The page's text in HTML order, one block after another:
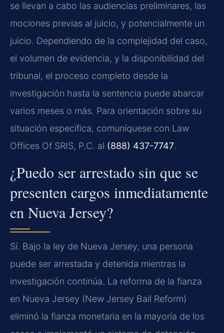
se llevan a cabo las audiencias preliminares, las
mociones previas al juicio, y potencialmente un
juicio. Dependiendo de la complejidad del caso,
el volumen de evidencia, y la disponibilidad del
tribunal, el proceso completo desde la
investigación hasta la sentencia puede abarcar
varios meses o más. Para orientación sobre su
situación específica, comuníquese con Law
Offices Of SRIS, P.C. al (888) 437-7747.
¿Puedo ser arrestado sin que se
presenten cargos inmediatamente
en Nueva Jersey?
Sí. Bajo la ley de Nueva Jersey, una persona
puede ser arrestada y detenida mientras la
investigación continúa. La reforma de la fianza
en Nueva Jersey (New Jersey Bail Reform)
eliminó la fianza monetaria en la mayoría de los